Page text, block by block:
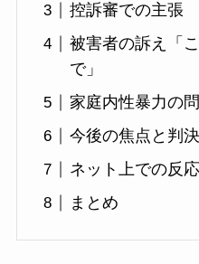
控訴審での主張
被害者の訴え「
で」
家庭内性暴力の
今後の焦点と判
ネット上での反
まとめ